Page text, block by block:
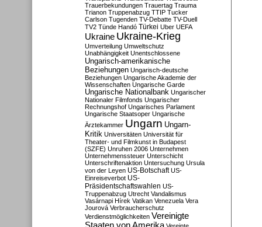
Trauerbekundungen Trauertag Trauma
Trianon Truppenabzug TTIP Tucker
Carlson Tugenden TV-Debatte TV-Duell
TV2 Tünde Handó Türkei Uber UEFA
Ukraine Ukraine-Krieg
Umverteilung Umweltschutz
Unabhängigkeit Unentschlossene
Ungarisch-amerikanische
Beziehungen Ungarisch-deutsche
Beziehungen Ungarische Akademie der
Wissenschaften Ungarische Garde
Ungarische Nationalbank Ungarischer
Nationaler Filmfonds Ungarischer
Rechnungshof Ungarisches Parlament
Ungarische Staatsoper Ungarische
Ärztekammer Ungarn Ungarn-
Kritik Universitäten Universität für
Theater- und Filmkunst in Budapest
(SZFE) Unruhen 2006 Unternehmen
Unternehmenssteuer Unterschicht
Unterschriftenaktion Untersuchung Ursula
von der Leyen US-Botschaft US-
Einreiseverbot US-
Präsidentschaftswahlen US-
Truppenabzug Utrecht Vandalismus
Vasárnapi Hírek Vatikan Venezuela Vera
Jourová Verbraucherschutz
Verdienstmöglichkeiten Vereinigte